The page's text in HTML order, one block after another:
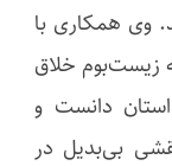
وی همکاری با
زیست‌بوم خلاق
دانست و
بی‌بدیل در